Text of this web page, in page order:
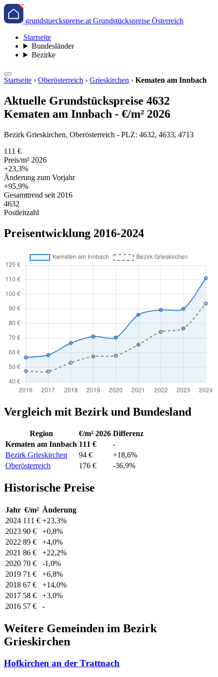
grundstueckspreise.at Grundstückspreise Österreich
Startseite
Bundesländer
Bezirke
Startseite › Oberösterreich › Grieskirchen › Kematen am Innbach
Aktuelle Grundstückspreise 4632
Kematen am Innbach - €/m² 2026
Bezirk Grieskirchen, Oberösterreich - PLZ: 4632, 4633, 4713
111 €
Preis/m² 2026
+23,3%
Änderung zum Vorjahr
+95,9%
Gesamttrend seit 2016
4632
Postleitzahl
Preisentwicklung 2016-2024
Vergleich mit Bezirk und Bundesland
Region €/m² 2026 Differenz
Kematen am Innbach 111 €
-
Bezirk Grieskirchen
94 €
+18,6%
Oberösterreich
176 € -36,9%
Historische Preise
Jahr €/m² Änderung
2024 111 € +23,3%
2023 90 €
+0,8%
2022 89 €
+4,0%
2021 86 €
+22,2%
2020 70 €
-1,0%
2019 71 €
+6,8%
2018 67 €
+14,0%
2017 58 €
+3,0%
2016 57 € -
Weitere Gemeinden im Bezirk
Grieskirchen
Hofkirchen an der Trattnach